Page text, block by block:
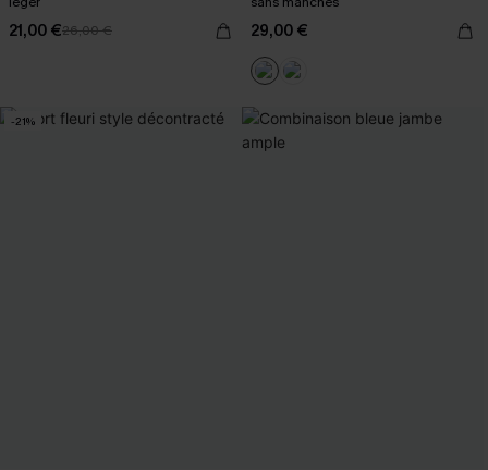
21,00 €26,00 € 29,00 €
-21%